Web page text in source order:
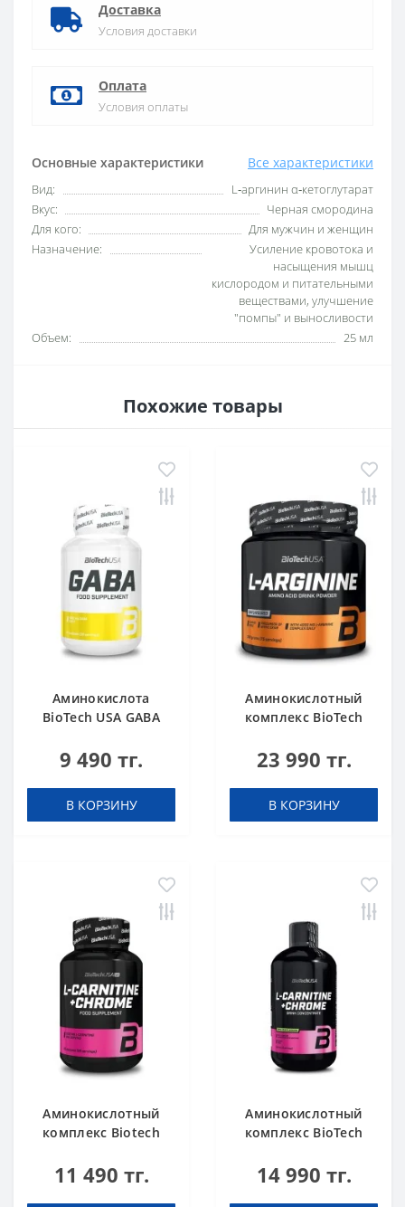
Основные характеристики Все характеристики
Вид:
L‑аргинин α‑кетоглутарат
Вкус:
Черная смородина
Для кого:
Для мужчин и женщин
Назначение:
Усиление кровотока и
насыщения мышц
кислородом и питательными
веществами, улучшение
"помпы" и выносливости
Объем:
25 мл
Доставка
Условия доставки
Оплата
Условия оплаты
Похожие товары
Аминокислота
BioTech USA GABA
капсул
9 490 тг.
В КОРЗИНУ
Аминокислотный
комплекс BioTech
unflavoured 300 g
23 990 тг.
В КОРЗИНУ
Аминокислотный
комплекс Biotech
Chrome 60 таблеток
11 490 тг.
Аминокислотный
комплекс BioTech
Chrome concentrate
14 990 тг.